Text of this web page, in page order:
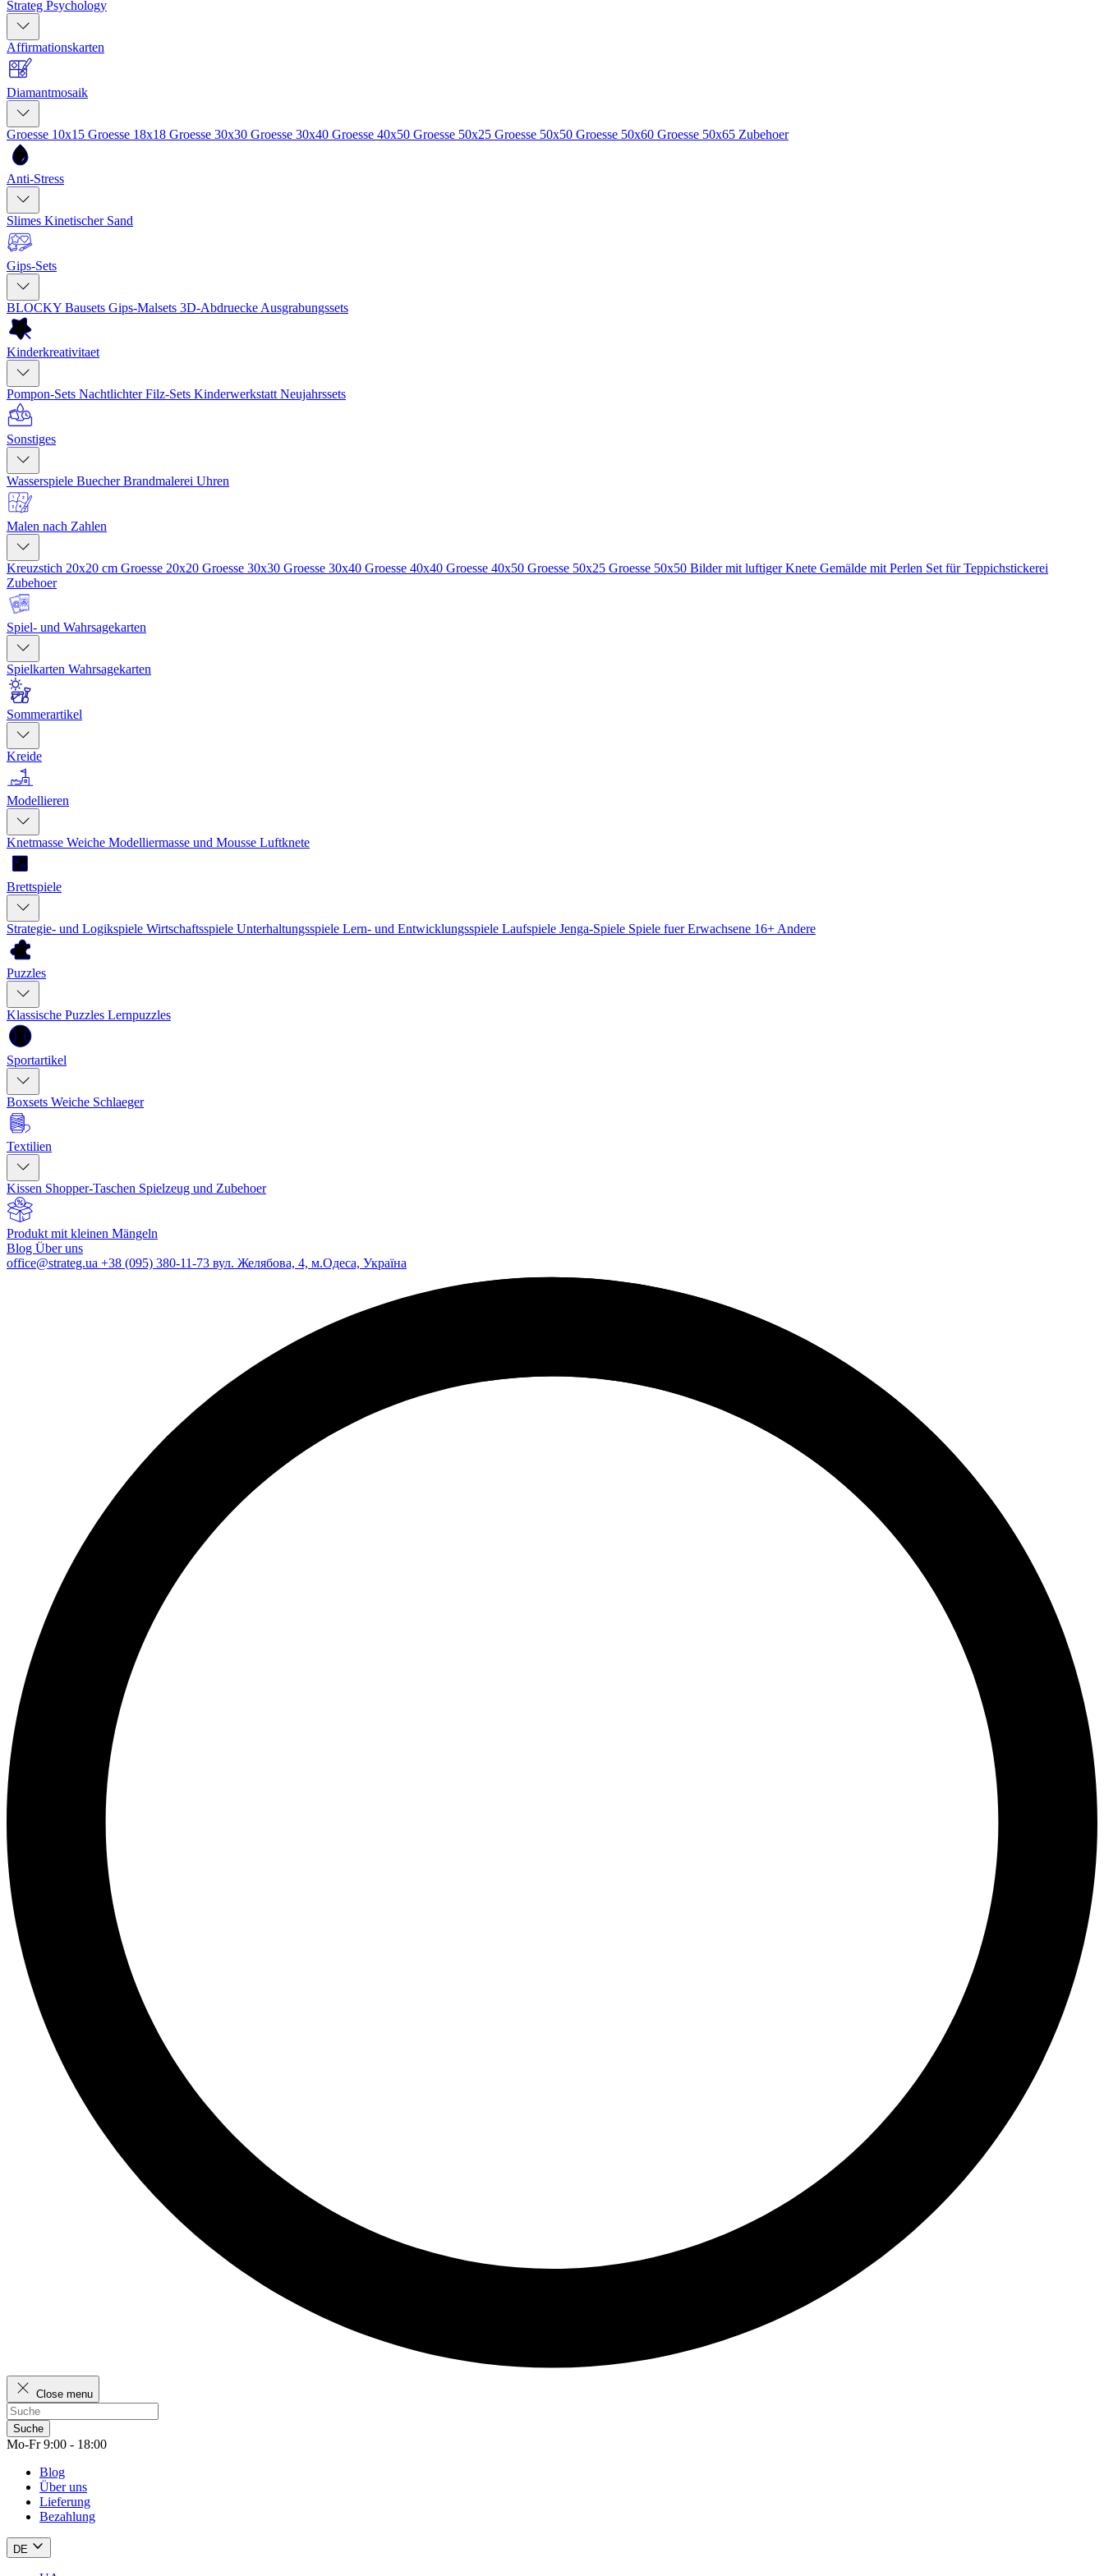
Strateg Psychology
Affirmationskarten
Diamantmosaik
Groesse 10x15 Groesse 18x18 Groesse 30x30 Groesse 30x40 Groesse 40x50 Groesse 50x25 Groesse 50x50 Groesse 50x60 Groesse 50x65 Zubehoer
Anti-Stress
Slimes Kinetischer Sand
Gips-Sets
BLOCKY Bausets Gips-Malsets 3D-Abdruecke Ausgrabungssets
Kinderkreativitaet
Pompon-Sets NachtlichterFilz-Sets Kinderwerkstatt Neujahrssets
Sonstiges
Wasserspiele BuecherBrandmalerei Uhren
Malen nach Zahlen
Kreuzstich 20x20 cm Groesse 20x20 Groesse 30x30 Groesse 30x40 Groesse 40x40 Groesse 40x50 Groesse 50x25 Groesse 50x50 Bilder mit luftiger Knete Gemälde mit Perlen Set für Teppichstickerei
Zubehoer
Spiel- und Wahrsagekarten
Spielkarten Wahrsagekarten
Sommerartikel
Kreide
Modellieren
Knetmasse Weiche Modelliermasse und Mousse Luftknete
Brettspiele
Strategie- und Logikspiele Wirtschaftsspiele Unterhaltungsspiele Lern- und Entwicklungsspiele Laufspiele Jenga-Spiele Spiele fuer Erwachsene 16+ Andere
Puzzles
Klassische Puzzles Lernpuzzles
Sportartikel
Boxsets Weiche Schlaeger
Textilien
Kissen Shopper-Taschen Spielzeug und Zubehoer
Produkt mit kleinen Mängeln
Blog Über uns
office@strateg.ua +38 (095) 380-11-73 вул. Желябова, 4, м.Одеса, Україна
Close menu
Suche
Mo-Fr 9:00 - 18:00
Blog
Über uns
Lieferung
Bezahlung
DE